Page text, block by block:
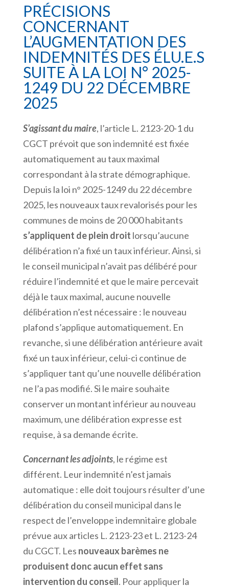
PRÉCISIONS
CONCERNANT
L’AUGMENTATION DES
INDEMNITÉS DES ÉLU.E.S
SUITE À LA LOI N° 2025-
1249 DU 22 DÉCEMBRE
2025
S’agissant du maire, l’article L. 2123-20-1 du
CGCT prévoit que son indemnité est fixée
automatiquement au taux maximal
correspondant à la strate démographique.
Depuis la loi n° 2025-1249 du 22 décembre
2025, les nouveaux taux revalorisés pour les
communes de moins de 20 000 habitants
s’appliquent de plein droit lorsqu’aucune
délibération n’a fixé un taux inférieur. Ainsi, si
le conseil municipal n’avait pas délibéré pour
réduire l’indemnité et que le maire percevait
déjà le taux maximal, aucune nouvelle
délibération n’est nécessaire : le nouveau
plafond s’applique automatiquement. En
revanche, si une délibération antérieure avait
fixé un taux inférieur, celui-ci continue de
s’appliquer tant qu’une nouvelle délibération
ne l’a pas modifié. Si le maire souhaite
conserver un montant inférieur au nouveau
maximum, une délibération expresse est
requise, à sa demande écrite.
Concernant les adjoints, le régime est
différent. Leur indemnité n’est jamais
automatique : elle doit toujours résulter d’une
délibération du conseil municipal dans le
respect de l’enveloppe indemnitaire globale
prévue aux articles L. 2123-23 et L. 2123-24
du CGCT. Les nouveaux barèmes ne
produisent donc aucun effet sans
intervention du conseil. Pour appliquer la